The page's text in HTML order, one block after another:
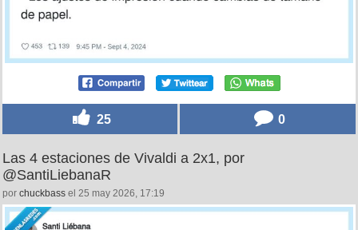
25 0
Las 4 estaciones de Vivaldi a 2x1, por
@SantiLiebanaR
por chuckbass el 25 may 2026, 17:19